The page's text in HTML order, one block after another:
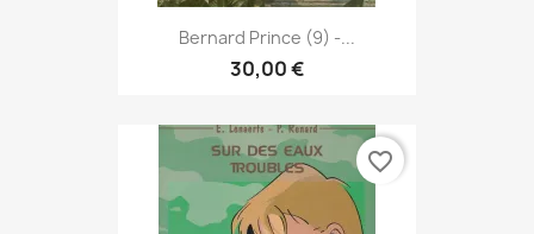
Bernard Prince (9) -...
30,00 €
favorite_border